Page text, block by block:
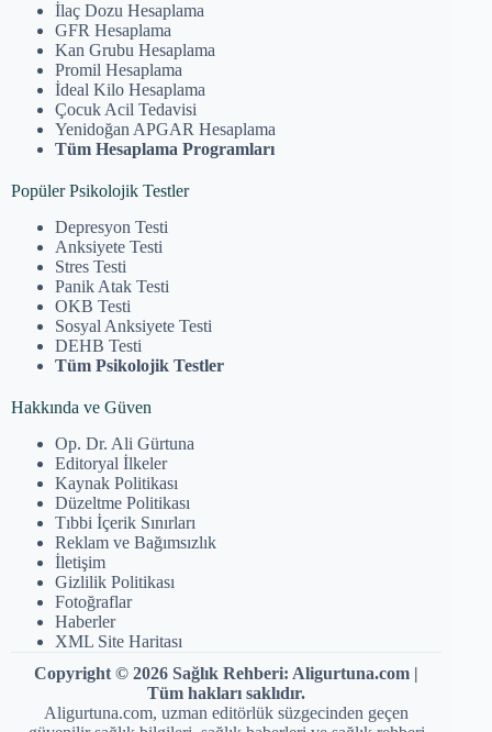
İlaç Dozu Hesaplama
GFR Hesaplama
Kan Grubu Hesaplama
Promil Hesaplama
İdeal Kilo Hesaplama
Çocuk Acil Tedavisi
Yenidoğan APGAR Hesaplama
Tüm Hesaplama Programları
Popüler Psikolojik Testler
Depresyon Testi
Anksiyete Testi
Stres Testi
Panik Atak Testi
OKB Testi
Sosyal Anksiyete Testi
DEHB Testi
Tüm Psikolojik Testler
Hakkında ve Güven
Op. Dr. Ali Gürtuna
Editoryal İlkeler
Kaynak Politikası
Düzeltme Politikası
Tıbbi İçerik Sınırları
Reklam ve Bağımsızlık
İletişim
Gizlilik Politikası
Fotoğraflar
Haberler
XML Site Haritası
Copyright © 2026 Sağlık Rehberi: Aligurtuna.com |
Tüm hakları saklıdır.
Aligurtuna.com, uzman editörlük süzgecinden geçen